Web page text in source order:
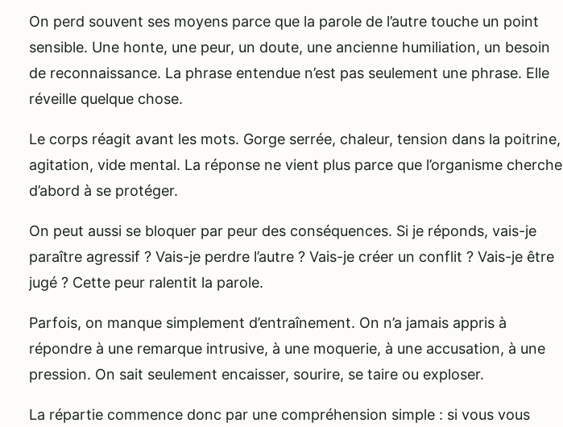
On perd souvent ses moyens parce que la parole de l’autre touche un point
sensible. Une honte, une peur, un doute, une ancienne humiliation, un besoin
de reconnaissance. La phrase entendue n’est pas seulement une phrase. Elle
réveille quelque chose.
Le corps réagit avant les mots. Gorge serrée, chaleur, tension dans la poitrine,
agitation, vide mental. La réponse ne vient plus parce que l’organisme cherche
d’abord à se protéger.
On peut aussi se bloquer par peur des conséquences. Si je réponds, vais-je
paraître agressif ? Vais-je perdre l’autre ? Vais-je créer un conflit ? Vais-je être
jugé ? Cette peur ralentit la parole.
Parfois, on manque simplement d’entraînement. On n’a jamais appris à
répondre à une remarque intrusive, à une moquerie, à une accusation, à une
pression. On sait seulement encaisser, sourire, se taire ou exploser.
La répartie commence donc par une compréhension simple : si vous vous